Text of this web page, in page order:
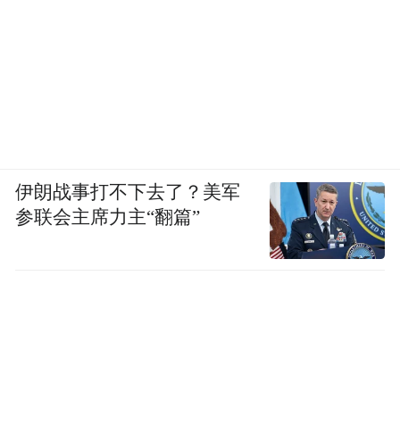
伊朗战事打不下去了？美军
参联会主席力主“翻篇”